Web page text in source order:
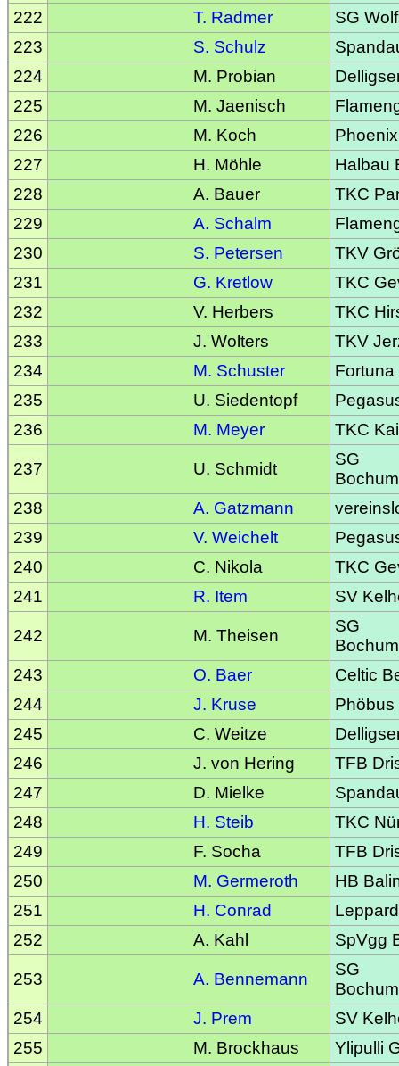
222
T. Radmer
SG
223
S. Schulz
224
M. Probian
225
M. Jaenisch
226
M. Koch
227
H. Möhle
Halbau
228
A. Bauer
TKC
229
A. Schalm
230
S. Petersen
TKV
231
G. Kretlow
TKC
232
V. Herbers
TKC
233
J. Wolters
TKV
234
M. Schuster
235
U. Siedentopf
236
M. Meyer TKC
237 U. Schmidt
SG
238
A. Gatzmann
239
V. Weichelt
240
C. Nikola
TKC
241
R. Item SV
242 M. Theisen
SG
243
O. Baer
Celtic
244
J. Kruse
245
C. Weitze
246
J. von Hering
TFB
247
D. Mielke
248
H. Steib
TKC
249
F. Socha
TFB
250
M. Germeroth
HB
251
H. Conrad
252
A. Kahl SpVgg
253 A. Bennemann
SG
254
J. Prem
SV
255
M. Brockhaus Ylipulli